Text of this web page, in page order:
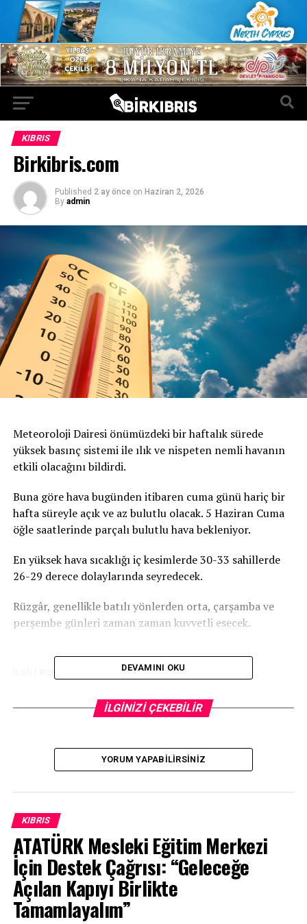
KIBRIS
Birkibris.com
Published 2 ay önce on Haziran 2, 2026
By admin
Meteoroloji Dairesi önümüzdeki bir haftalık sürede
yüksek basınç sistemi ile ılık ve nispeten nemli havanın
etkili olacağını bildirdi.
Buna göre hava bugünden itibaren cuma günü hariç bir
hafta süreyle açık ve az bulutlu olacak. 5 Haziran Cuma
öğle saatlerinde parçalı bulutlu hava bekleniyor.
En yüksek hava sıcaklığı iç kesimlerde 30-33 sahillerde
26-29 derece dolaylarında seyredecek.
Rüzgâr, genellikle batılı yönlerden orta, çarşamba ve
perşembe günleri zaman zaman kuvvetli esecek.
Birkibris.com
Birkibris.com
DEVAMINI OKU
İLGİNİZİ ÇEKEBİLİR
YORUM YAPABILIRSINIZ
KIBRIS
ATATÜRK Mesleki Eğitim Merkezi
İçin Destek Çağrısı: “Geleceğe
Açılan Kapıyı Birlikte
Tamamlayalım”